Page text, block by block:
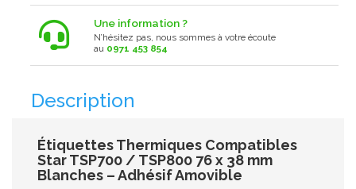
Une information ?
N’hésitez pas, nous sommes à votre écoute
au 0971 453 854
Description
Étiquettes Thermiques Compatibles
Star TSP700 / TSP800 76 x 38 mm
Blanches – Adhésif Amovible